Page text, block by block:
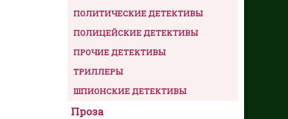
ПОЛИТИЧЕСКИЕ ДЕТЕКТИВЫ
ПОЛИЦЕЙСКИЕ ДЕТЕКТИВЫ
ПРОЧИЕ ДЕТЕКТИВЫ
ТРИЛЛЕРЫ
ШПИОНСКИЕ ДЕТЕКТИВЫ
Проза